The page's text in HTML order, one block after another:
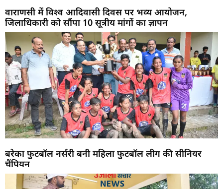
वाराणसी में विश्व आदिवासी दिवस पर भव्य आयोजन,
जिलाधिकारी को सौंपा 10 सूत्रीय मांगों का ज्ञापन
बरेका फुटबॉल नर्सरी बनी महिला फुटबॉल लीग की सीनियर
चैंपियन